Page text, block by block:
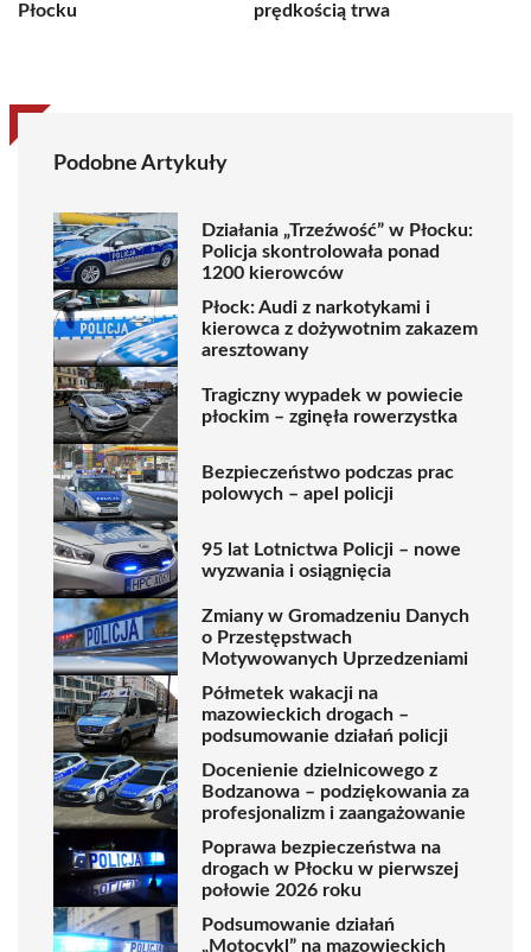
Płocku
prędkością trwa
Podobne Artykuły
Działania „Trzeźwość” w Płocku:
Policja skontrolowała ponad
1200 kierowców
Płock: Audi z narkotykami i
kierowca z dożywotnim zakazem
aresztowany
Tragiczny wypadek w powiecie
płockim – zginęła rowerzystka
Bezpieczeństwo podczas prac
polowych – apel policji
95 lat Lotnictwa Policji – nowe
wyzwania i osiągnięcia
Zmiany w Gromadzeniu Danych
o Przestępstwach
Motywowanych Uprzedzeniami
Półmetek wakacji na
mazowieckich drogach –
podsumowanie działań policji
Docenienie dzielnicowego z
Bodzanowa – podziękowania za
profesjonalizm i zaangażowanie
Poprawa bezpieczeństwa na
drogach w Płocku w pierwszej
połowie 2026 roku
Podsumowanie działań
„Motocykl” na mazowieckich